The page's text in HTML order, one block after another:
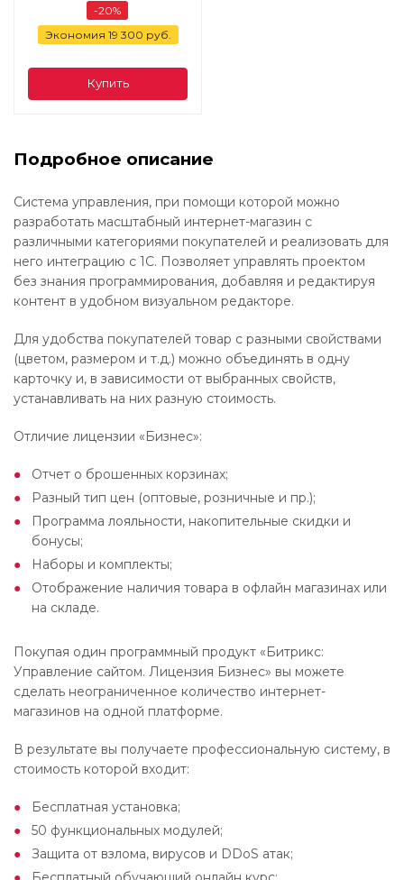
-20%
Экономия 19 300 руб.
Купить
Подробное описание
Система управления, при помощи которой можно
разработать масштабный интернет-магазин с
различными категориями покупателей и реализовать для
него интеграцию с 1С. Позволяет управлять проектом
без знания программирования, добавляя и редактируя
контент в удобном визуальном редакторе.
Для удобства покупателей товар с разными свойствами
(цветом, размером и т.д.) можно объединять в одну
карточку и, в зависимости от выбранных свойств,
устанавливать на них разную стоимость.
Отличие лицензии «Бизнес»:
Отчет о брошенных корзинах;
Разный тип цен (оптовые, розничные и пр.);
Программа лояльности, накопительные скидки и
бонусы;
Наборы и комплекты;
Отображение наличия товара в офлайн магазинах или
на складе.
Покупая один программный продукт «Битрикс:
Управление сайтом. Лицензия Бизнес» вы можете
сделать неограниченное количество интернет-
магазинов на одной платформе.
В результате вы получаете профессиональную систему, в
стоимость которой входит:
Бесплатная установка;
50 функциональных модулей;
Защита от взлома, вирусов и DDoS атак;